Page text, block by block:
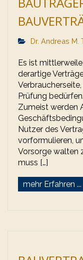
Dr. Andreas M.
Es ist
derartige
Prüfung
Zumeist werden
Nutzer des
vorformulieren,
Vorsorge walten
muss […]
mehr Erfahren ...